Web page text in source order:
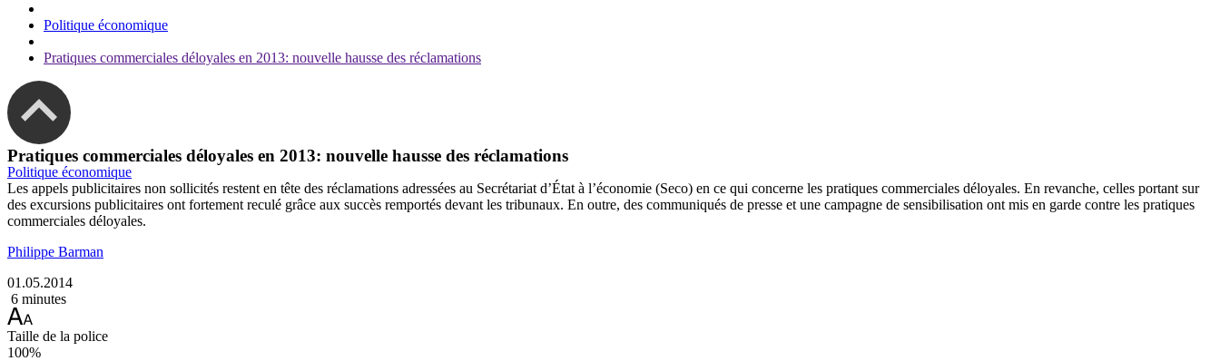
Politique économique
Pratiques commerciales déloyales en 2013: nouvelle hausse des réclamations
Pratiques commerciales déloyales en 2013: nouvelle hausse des réclamations
Politique économique
Les appels publicitaires non sollicités restent en tête des réclamations adressées au Secrétariat d’État à l’économie (Seco) en ce qui concerne les pratiques commerciales déloyales. En revanche, celles portant sur
des excursions publicitaires ont fortement reculé grâce aux succès remportés devant les tribunaux. En outre, des communiqués de presse et une campagne de sensibilisation ont mis en garde contre les pratiques
commerciales déloyales.
Philippe Barman
01.05.2014
6 minutes
Taille de la police
100%